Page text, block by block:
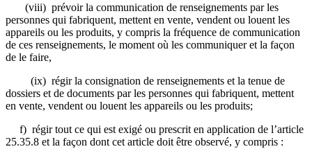
(viii) prévoir la communication de renseignements par les
personnes qui fabriquent, mettent en vente, vendent ou louent les
appareils ou les produits, y compris la fréquence de communication
de ces renseignements, le moment où les communiquer et la façon
de le faire,
(ix) régir la consignation de renseignements et la tenue de
dossiers et de documents par les personnes qui fabriquent, mettent
en vente, vendent ou louent les appareils ou les produits;
f) régir tout ce qui est exigé ou prescrit en application de l’article
25.35.8 et la façon dont cet article doit être observé, y compris :